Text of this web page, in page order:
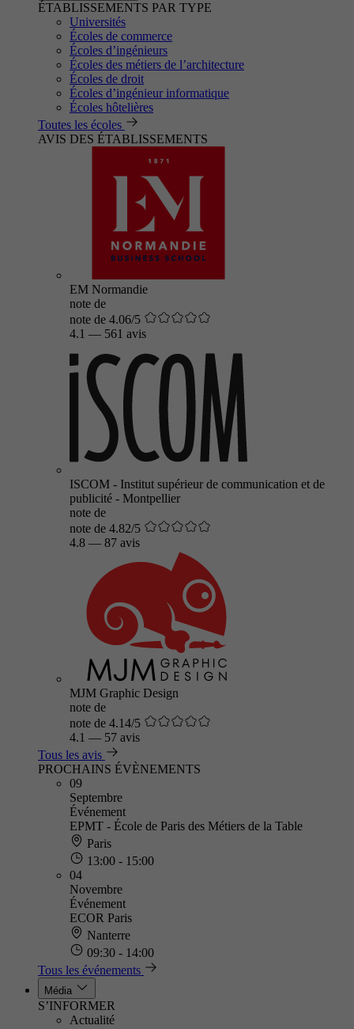
ÉTABLISSEMENTS PAR TYPE
Universités
Écoles de commerce
Écoles d’ingénieurs
Écoles des métiers de l’architecture
Écoles de droit
Écoles d’ingénieur informatique
Écoles hôtelières
Toutes les écoles
AVIS DES ÉTABLISSEMENTS
EM Normandie
note de
note de 4.06/5
4.1 — 561 avis
ISCOM - Institut supérieur de communication et de
publicité - Montpellier
note de
note de 4.82/5
4.8 — 87 avis
MJM Graphic Design
note de
note de 4.14/5
4.1 — 57 avis
Tous les avis
PROCHAINS ÉVÈNEMENTS
09
Septembre
Événement
EPMT - École de Paris des Métiers de la Table
Paris
13:00 - 15:00
04
Novembre
Événement
ECOR Paris
Nanterre
09:30 - 14:00
Tous les événements
Média
S’INFORMER
Actualité